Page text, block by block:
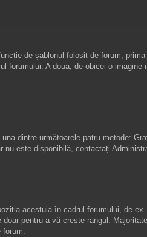
de șablonul folosit de forum,
A doua, de obicei o
dintre următoarele patru metode:
este disponibilă, contactați
acestuia în cadrul forumului, de
pentru a vă crește rangul.